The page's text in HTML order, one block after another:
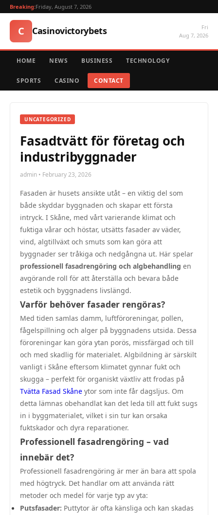
Breaking:Friday, August 7, 2026
C Casinovictorybets
Fri
Aug 7, 2026
HOME NEWS BUSINESS TECHNOLOGY
SPORTS CASINO CONTACT
UNCATEGORIZED
Fasadtvätt för företag och
industribyggnader
admin • February 23, 2026
Fasaden är husets ansikte utåt – en viktig del som
både skyddar byggnaden och skapar ett första
intryck. I Skåne, med vårt varierande klimat och
fuktiga vårar och höstar, utsätts fasader av väder,
vind, algtillväxt och smuts som kan göra att
byggnader ser tråkiga och nedgångna ut. Här spelar
professionell fasadrengöring och algbehandling en
avgörande roll för att återställa och bevara både
estetik och byggnadens livslängd.
Varför behöver fasader rengöras?
Med tiden samlas damm, luftföroreningar, pollen,
fågelspillning och alger på byggnadens utsida. Dessa
föroreningar kan göra ytan porös, missfärgad och till
och med skadlig för materialet. Algbildning är särskilt
vanligt i Skåne eftersom klimatet gynnar fukt och
skugga – perfekt för organiskt växtliv att frodas på
Tvätta Fasad Skåne ytor som inte får dagsljus. Om
detta lämnas obehandlat kan det leda till att fukt sugs
in i byggmaterialet, vilket i sin tur kan orsaka
fuktskador och dyra reparationer.
Professionell fasadrengöring – vad
innebär det?
Professionell fasadrengöring är mer än bara att spola
med högtryck. Det handlar om att använda rätt
metoder och medel för varje typ av yta:
Putsfasader: Puttytor är ofta känsliga och kan skadas